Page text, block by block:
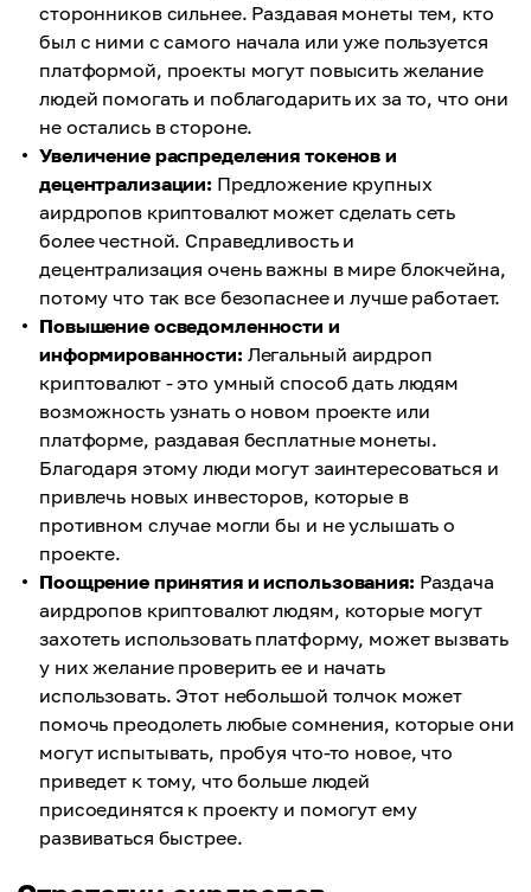
сторонников сильнее. Раздавая монеты тем, кто
был с ними с самого начала или уже пользуется
платформой, проекты могут повысить желание
людей помогать и поблагодарить их за то, что они
не остались в стороне.
Увеличение распределения токенов и
децентрализации: Предложение крупных
аирдропов криптовалют может сделать сеть
более честной. Справедливость и
децентрализация очень важны в мире блокчейна,
потому что так все безопаснее и лучше работает.
Повышение осведомленности и
информированности: Легальный аирдроп
криптовалют - это умный способ дать людям
возможность узнать о новом проекте или
платформе, раздавая бесплатные монеты.
Благодаря этому люди могут заинтересоваться и
привлечь новых инвесторов, которые в
противном случае могли бы и не услышать о
проекте.
Поощрение принятия и использования: Раздача
аирдропов криптовалют людям, которые могут
захотеть использовать платформу, может вызвать
у них желание проверить ее и начать
использовать. Этот небольшой толчок может
помочь преодолеть любые сомнения, которые они
могут испытывать, пробуя что-то новое, что
приведет к тому, что больше людей
присоединятся к проекту и помогут ему
развиваться быстрее.